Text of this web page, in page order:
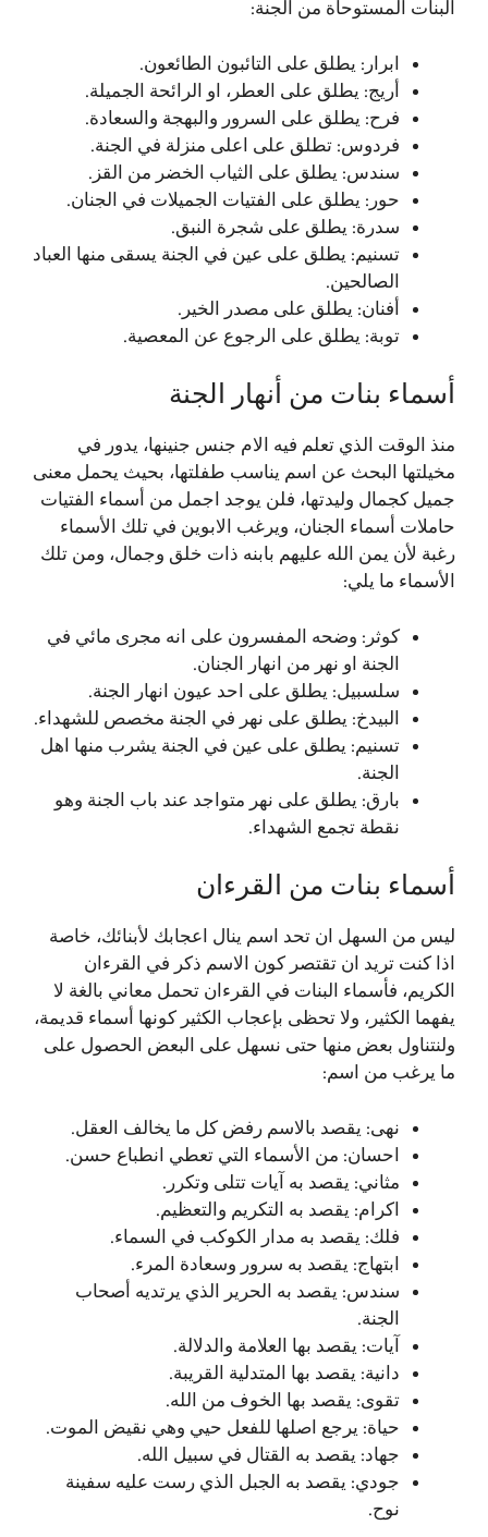
البنات المستوحاة من الجنة:
ابرار: يطلق على التائبون الطائعون.
أريج: يطلق على العطر، او الرائحة الجميلة.
فرح: يطلق على السرور والبهجة والسعادة.
فردوس: تطلق على اعلى منزلة في الجنة.
سندس: يطلق على الثياب الخضر من القز.
حور: يطلق على الفتيات الجميلات في الجنان.
سدرة: يطلق على شجرة النبق.
تسنيم: يطلق على عين في الجنة يسقى منها العباد
الصالحين.
أفنان: يطلق على مصدر الخير.
توبة: يطلق على الرجوع عن المعصية.
أسماء بنات من أنهار الجنة
منذ الوقت الذي تعلم فيه الام جنس جنينها، يدور في
مخيلتها البحث عن اسم يناسب طفلتها، بحيث يحمل معنى
جميل كجمال وليدتها، فلن يوجد اجمل من أسماء الفتيات
حاملات أسماء الجنان، ويرغب الابوين في تلك الأسماء
رغبة لأن يمن الله عليهم بابنه ذات خلق وجمال، ومن تلك
الأسماء ما يلي:
كوثر: وضحه المفسرون على انه مجرى مائي في
الجنة او نهر من انهار الجنان.
سلسبيل: يطلق على احد عيون انهار الجنة.
البيدخ: يطلق على نهر في الجنة مخصص للشهداء.
تسنيم: يطلق على عين في الجنة يشرب منها اهل
الجنة.
بارق: يطلق على نهر متواجد عند باب الجنة وهو
نقطة تجمع الشهداء.
أسماء بنات من القرءان
ليس من السهل ان تحد اسم ينال اعجابك لأبنائك، خاصة
اذا كنت تريد ان تقتصر كون الاسم ذكر في القرءان
الكريم، فأسماء البنات في القرءان تحمل معاني بالغة لا
يفهما الكثير، ولا تحظى بإعجاب الكثير كونها أسماء قديمة،
ولنتناول بعض منها حتى نسهل على البعض الحصول على
ما يرغب من اسم:
نهى: يقصد بالاسم رفض كل ما يخالف العقل.
احسان: من الأسماء التي تعطي انطباع حسن.
مثاني: يقصد به آيات تتلى وتكرر.
اكرام: يقصد به التكريم والتعظيم.
فلك: يقصد به مدار الكوكب في السماء.
ابتهاج: يقصد به سرور وسعادة المرء.
سندس: يقصد به الحرير الذي يرتديه أصحاب
الجنة.
آيات: يقصد بها العلامة والدلالة.
دانية: يقصد بها المتدلية القريبة.
تقوى: يقصد بها الخوف من الله.
حياة: يرجع اصلها للفعل حيي وهي نقيض الموت.
جهاد: يقصد به القتال في سبيل الله.
جودي: يقصد به الجبل الذي رست عليه سفينة
نوح.